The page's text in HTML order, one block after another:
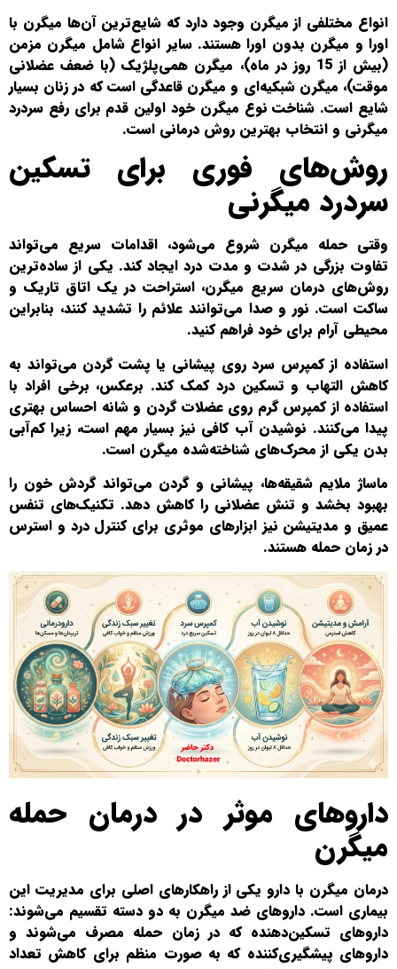
انواع مختلفی از میگرن وجود دارد که شایع‌ترین آن‌ها میگرن با
اورا و میگرن بدون اورا هستند. سایر انواع شامل میگرن مزمن
(بیش از 15 روز در ماه)، میگرن همی‌پلژیک (با ضعف عضلانی
موقت)، میگرن شبکیه‌ای و میگرن قاعدگی است که در زنان بسیار
شایع است. شناخت نوع میگرن خود اولین قدم برای رفع سردرد
میگرنی و انتخاب بهترین روش درمانی است.
روش‌های فوری برای تسکین
سردرد میگرنی
وقتی حمله میگرن شروع می‌شود، اقدامات سریع می‌تواند
تفاوت بزرگی در شدت و مدت درد ایجاد کند. یکی از ساده‌ترین
روش‌های درمان سریع میگرن، استراحت در یک اتاق تاریک و
ساکت است. نور و صدا می‌توانند علائم را تشدید کنند، بنابراین
محیطی آرام برای خود فراهم کنید.
استفاده از کمپرس سرد روی پیشانی یا پشت گردن می‌تواند به
کاهش التهاب و تسکین درد کمک کند. برعکس، برخی افراد با
استفاده از کمپرس گرم روی عضلات گردن و شانه احساس بهتری
پیدا می‌کنند. نوشیدن آب کافی نیز بسیار مهم است، زیرا کم‌آبی
بدن یکی از محرک‌های شناخته‌شده میگرن است.
ماساژ ملایم شقیقه‌ها، پیشانی و گردن می‌تواند گردش خون را
بهبود بخشد و تنش عضلانی را کاهش دهد. تکنیک‌های تنفس
عمیق و مدیتیشن نیز ابزارهای موثری برای کنترل درد و استرس
در زمان حمله هستند.
داروهای موثر در درمان حمله
میگرن
درمان میگرن با دارو یکی از راهکارهای اصلی برای مدیریت این
بیماری است. داروهای ضد میگرن به دو دسته تقسیم می‌شوند:
داروهای تسکین‌دهنده که در زمان حمله مصرف می‌شوند و
داروهای پیشگیری‌کننده که به صورت منظم برای کاهش تعداد